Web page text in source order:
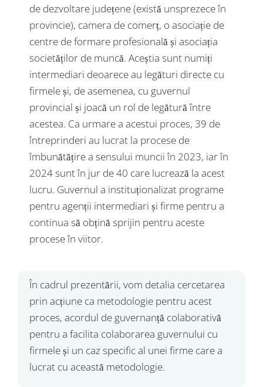
de dezvoltare județene (există unsprezece în
provincie), camera de comerț, o asociație de
centre de formare profesională și asociația
societăților de muncă. Aceștia sunt numiți
intermediari deoarece au legături directe cu
firmele și, de asemenea, cu guvernul
provincial și joacă un rol de legătură între
acestea. Ca urmare a acestui proces, 39 de
întreprinderi au lucrat la procese de
îmbunătățire a sensului muncii în 2023, iar în
2024 sunt în jur de 40 care lucrează la acest
lucru. Guvernul a instituționalizat programe
pentru agenții intermediari și firme pentru a
continua să obțină sprijin pentru aceste
procese în viitor.
În cadrul prezentării, vom detalia cercetarea
prin acțiune ca metodologie pentru acest
proces, acordul de guvernanță colaborativă
pentru a facilita colaborarea guvernului cu
firmele și un caz specific al unei firme care a
lucrat cu această metodologie.